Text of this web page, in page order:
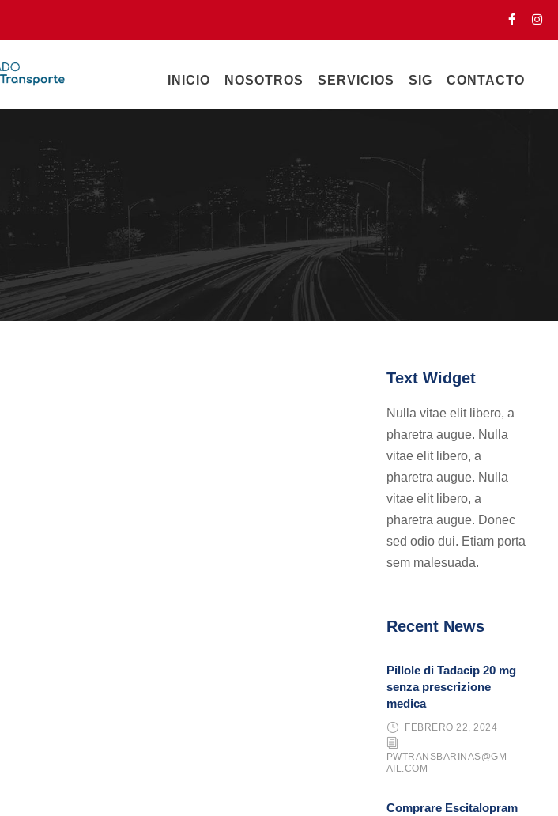
INICIO NOSOTROS SERVICIOS SIG CONTACTO
Text Widget
Nulla vitae elit libero, a
pharetra augue. Nulla
vitae elit libero, a
pharetra augue. Nulla
vitae elit libero, a
pharetra augue. Donec
sed odio dui. Etiam porta
sem malesuada.
Recent News
Pillole di Tadacip 20 mg
senza prescrizione
medica
FEBRERO 22, 2024
PWTRANSBARINAS@GM
AIL.COM
Comprare Escitalopram